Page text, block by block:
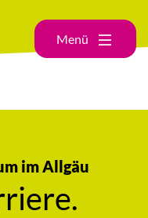
Menü
im Allgäu